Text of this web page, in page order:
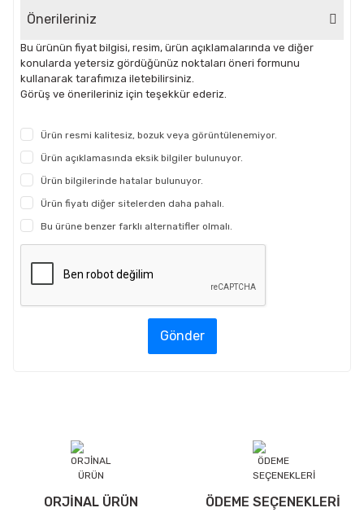
Önerileriniz
Bu ürünün fiyat bilgisi, resim, ürün açıklamalarında ve diğer
konularda yetersiz gördüğünüz noktaları öneri formunu
kullanarak tarafımıza iletebilirsiniz.
Görüş ve önerileriniz için teşekkür ederiz.
Ürün resmi kalitesiz, bozuk veya görüntülenemiyor.
Ürün açıklamasında eksik bilgiler bulunuyor.
Ürün bilgilerinde hatalar bulunuyor.
Ürün fiyatı diğer sitelerden daha pahalı.
Bu ürüne benzer farklı alternatifler olmalı.
Gönder
ORJİNAL ÜRÜN ÖDEME SEÇENEKLERİ